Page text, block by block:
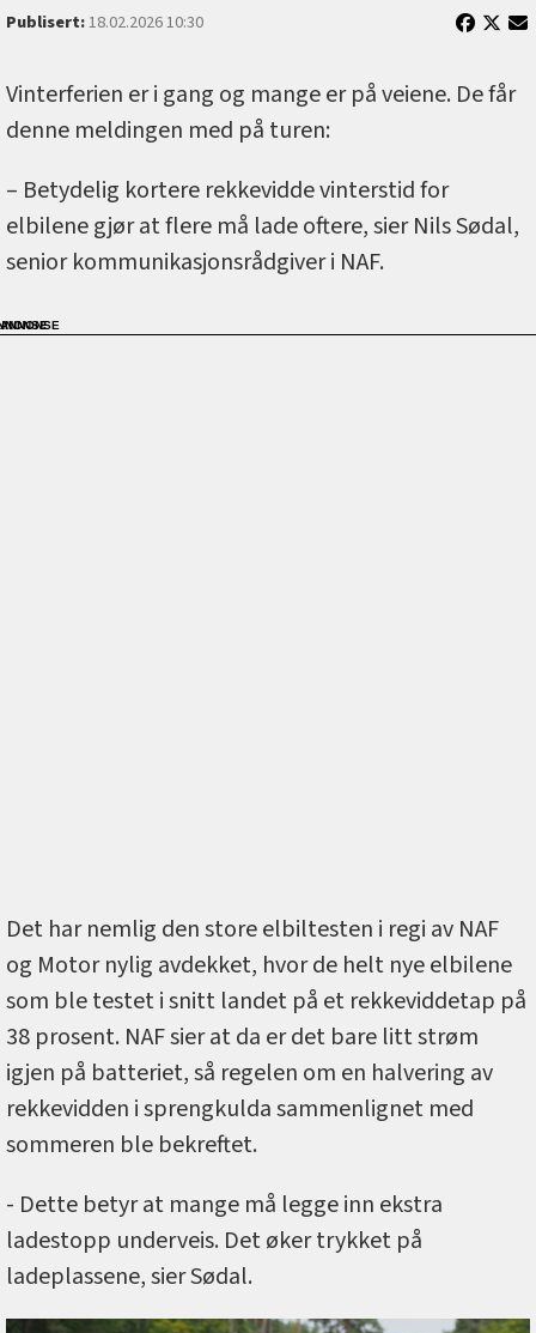
Publisert:18.02.2026 10:30
Vinterferien er i gang og mange er på veiene. De får
denne meldingen med på turen:
– Betydelig kortere rekkevidde vinterstid for
elbilene gjør at flere må lade oftere, sier Nils Sødal,
senior kommunikasjonsrådgiver i NAF.
Det har nemlig den store elbiltesten i regi av NAF
og Motor nylig avdekket, hvor de helt nye elbilene
som ble testet i snitt landet på et rekkeviddetap på
38 prosent. NAF sier at da er det bare litt strøm
igjen på batteriet, så regelen om en halvering av
rekkevidden i sprengkulda sammenlignet med
sommeren ble bekreftet.
- Dette betyr at mange må legge inn ekstra
ladestopp underveis. Det øker trykket på
ladeplassene, sier Sødal.